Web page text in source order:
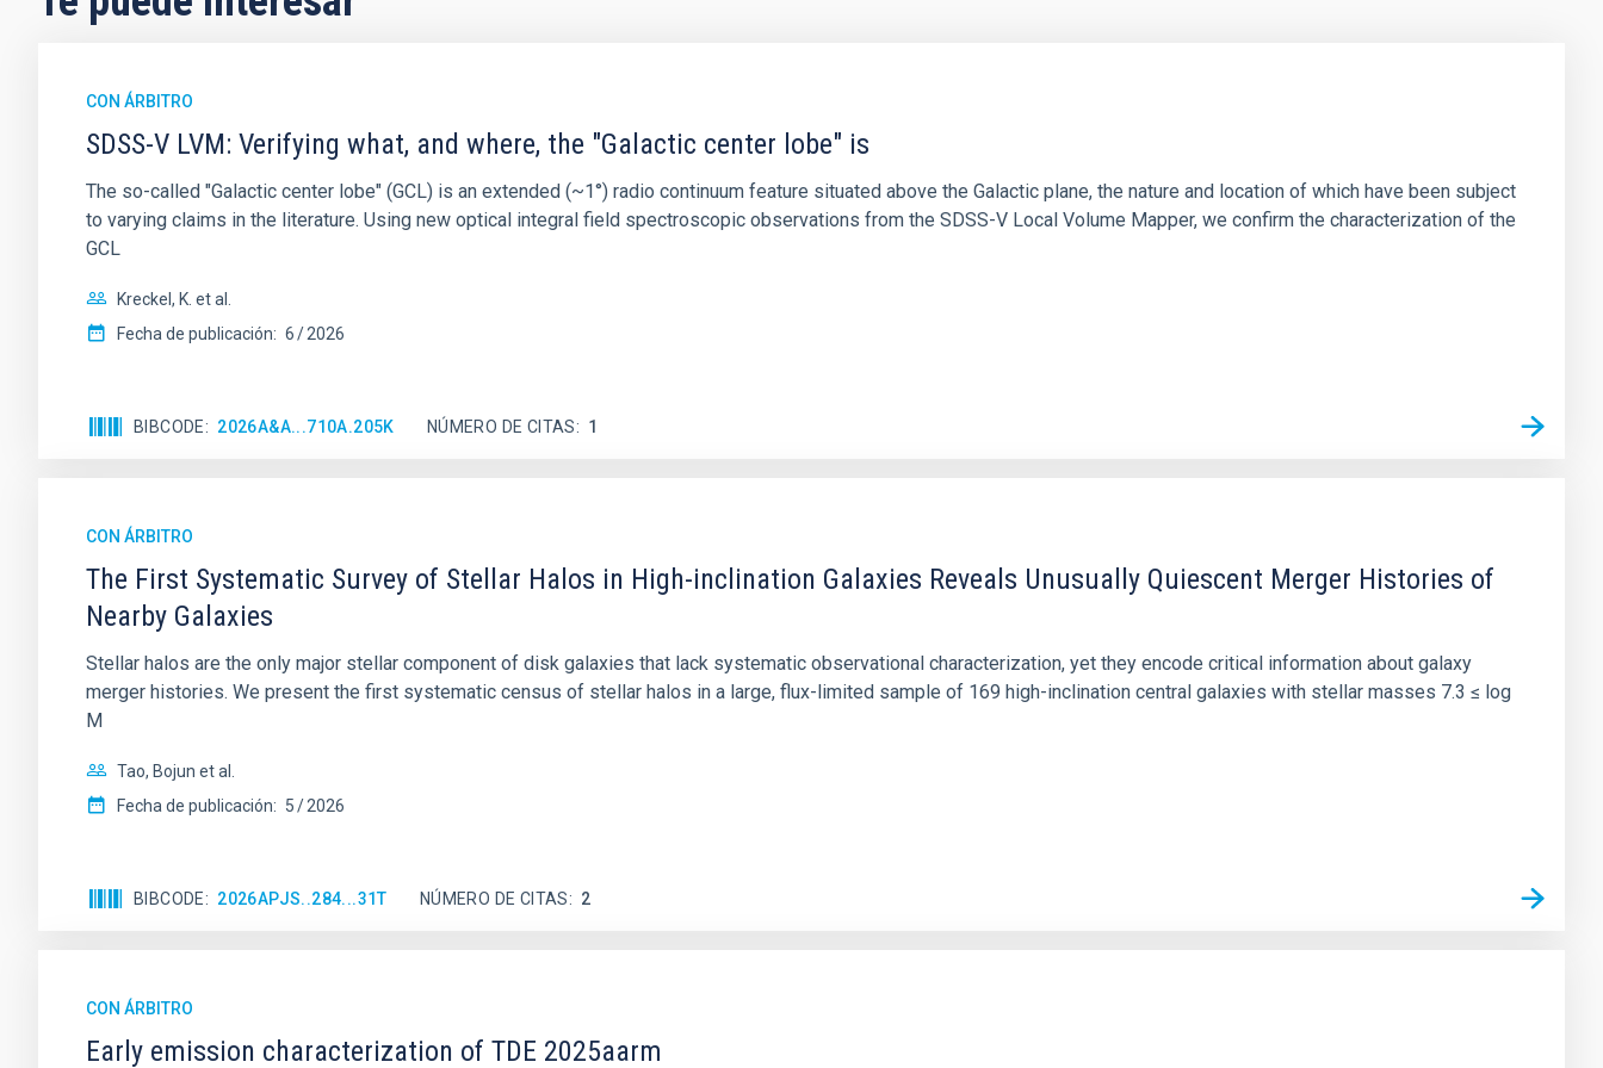
CON ÁRBITRO
SDSS-V LVM: Verifying what, and where, the "Galactic center lobe" is
The so-called "Galactic center lobe" (GCL) is an extended (~1°) radio continuum feature situated above the Galactic plane, the nature and location of which have been subject
to varying claims in the literature. Using new optical integral field spectroscopic observations from the SDSS-V Local Volume Mapper, we confirm the characterization of the
GCL
Kreckel, K. et al.
Fecha de publicación: 6 2026
BIBCODE 2026A&A...710A.205K NÚMERO DE CITAS 1
CON ÁRBITRO
The First Systematic Survey of Stellar Halos in High-inclination Galaxies Reveals Unusually Quiescent Merger Histories of
Nearby Galaxies
Stellar halos are the only major stellar component of disk galaxies that lack systematic observational characterization, yet they encode critical information about galaxy
merger histories. We present the first systematic census of stellar halos in a large, flux-limited sample of 169 high-inclination central galaxies with stellar masses 7.3 ≤ log
M
Tao, Bojun et al.
Fecha de publicación: 5 2026
BIBCODE 2026APJS..284...31T NÚMERO DE CITAS 2
CON ÁRBITRO
Early emission characterization of TDE 2025aarm